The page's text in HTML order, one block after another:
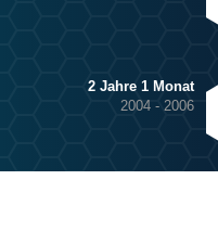
2 Jahre 1 Monat
2004 - 2006